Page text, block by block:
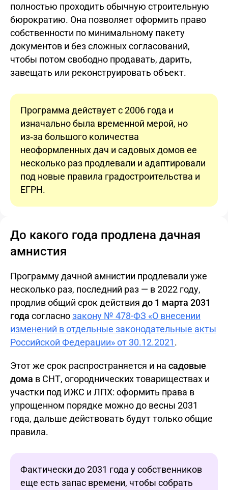
полностью проходить обычную строительную
бюрократию. Она позволяет оформить право
собственности по минимальному пакету
документов и без сложных согласований,
чтобы потом свободно продавать, дарить,
завещать или реконструировать объект.
Программа действует с 2006 года и
изначально была временной мерой, но
из‑за большого количества
неоформленных дач и садовых домов ее
несколько раз продлевали и адаптировали
под новые правила градостроительства и
ЕГРН.
До какого года продлена дачная
амнистия
Программу дачной амнистии продлевали уже
несколько раз, последний раз — в 2022 году,
продлив общий срок действия до 1 марта 2031
года согласнозакону № 478-ФЗ «О внесении
изменений в отдельные законодательные акты
Российской Федерации» от 30.12.2021.
Этот же срок распространяется и на садовые
дома в СНТ, огороднических товариществах и
участки под ИЖС и ЛПХ: оформить права в
упрощенном порядке можно до весны 2031
года, дальше действовать будут только общие
правила.
Фактически до 2031 года у собственников
еще есть запас времени, чтобы собрать